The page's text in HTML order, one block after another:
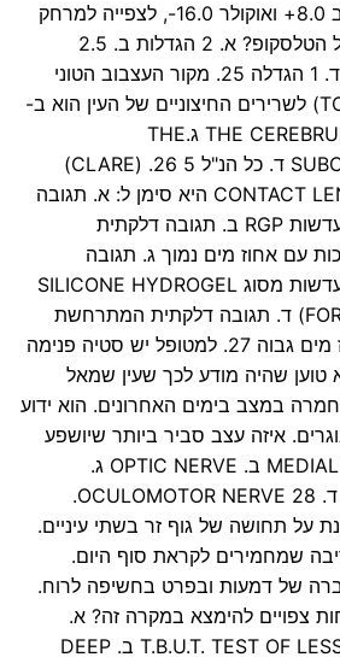
בטלסקופ עם אובייקטיב 8.0+ ואוקולר 16.0-, לצפייה למרחק
(סרט), מה ההגדלה של הטלסקופ? א. 2 הגדלות ב. 2.5
הגדלות ג. 1.5 הגדלות ד. 1 הגדלה 25. מקור העצבוב הטוני
(TONIC INNERVATION) לשרירים החיצוניים של העין הוא ב-
א. THE RETINA ב. THE CEREBRUM ג.THE
SUBCORTICAL CENTERS ד. כל הנ"ל 5 26. (CLARE)
CONTACT LENS ACUTE RED EYE היא סימן ל: א. תגובה
דלקתית המתרחשת בעדשות RGP ב. תגובה דלקתית
עם אחוז מים נמוך ג. תגובה
דלקתית המתרחשת בעדשות מסוג SILICONE HYDROGEL
(FOR EXTANDED WEAR) ד. תגובה דלקתית המתרחשת
בעדשות רכות עם אחוז מים גבוה 27. למטופל יש סטיה פנימה
טוען שהיה מודע לכך שעין שמאל
במצב בימים האחרונים. הוא ידוע
איזה עצב סביר ביותר שיושפע
ממצב זה? א. MEDIAL NERVE ב. OPTIC NERVE ג.
ABDUCENS NERVE ד. OCULOMOTOR NERVE 28.
60 מתלוננת על תחושה של גוף זר בשתי עיניים.
שמחמירים לקראת סוף היום.
של דמעות ובפרט בחשיפה לרוח.
צפויים להימצא במקרה זה? א.
T.B.U.T. TEST OF LESS THEN 5 SECONDS ב. DEEP